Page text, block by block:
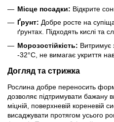
Місце посадки: Відкрите
Ґрунт: Добре росте на
ґрунтах. Підходять кислі та
Морозостійкість: Витримує
-32°C, не вимагає укриття
Догляд та стрижка
Рослина добре переносить
дозволяє підтримувати бажану
міцній, поверхневій кореневій
висаджувати протягом усього